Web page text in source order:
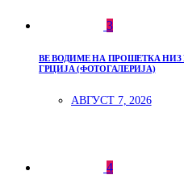
3
ВЕ ВОДИМЕ НА ПРОШЕТКА
ГРЦИЈА (ФОТОГАЛЕРИЈА)
АВГУСТ 7, 2026
4